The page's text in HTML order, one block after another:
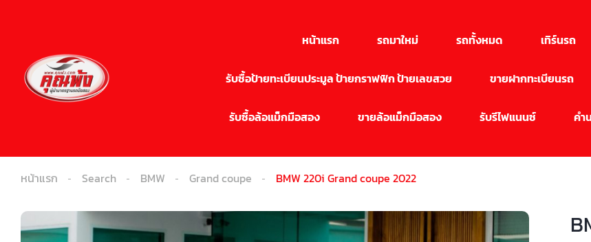
หน้าแรก รถมาใหม่ รถทั้งหมด เทิร์นรถ
รับซื้อป้ายทะเบียนประมูล ป้ายกราฟฟิก ป้ายเลขสวย ขายฝากทะเบียนรถ
รับซื้อล้อแม็กมือสอง ขายล้อแม็กมือสอง รับรีไฟแนนซ์ คำ
หน้าแรก Search BMW Grand coupe BMW 220i Grand coupe 2022